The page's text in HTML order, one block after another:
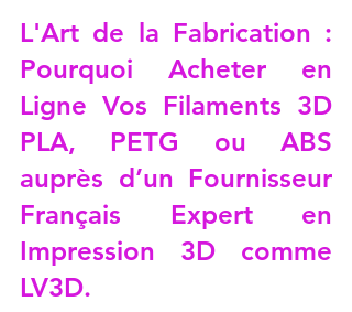
L'Art de la Fabrication :
Pourquoi Acheter en
Ligne Vos Filaments 3D
PLA, PETG ou ABS
auprès d’un Fournisseur
Français Expert en
Impression 3D comme
LV3D.